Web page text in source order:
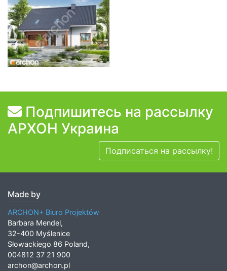
Подпишитесь на рассылку
АРХОН Украина
Подписаться на рассылку!
Made by
ARCHON+ Biuro Projektów
Barbara Mendel,
32-400 Myślenice
Słowackiego 86 Poland,
004812 37 21 900
archon@archon.pl